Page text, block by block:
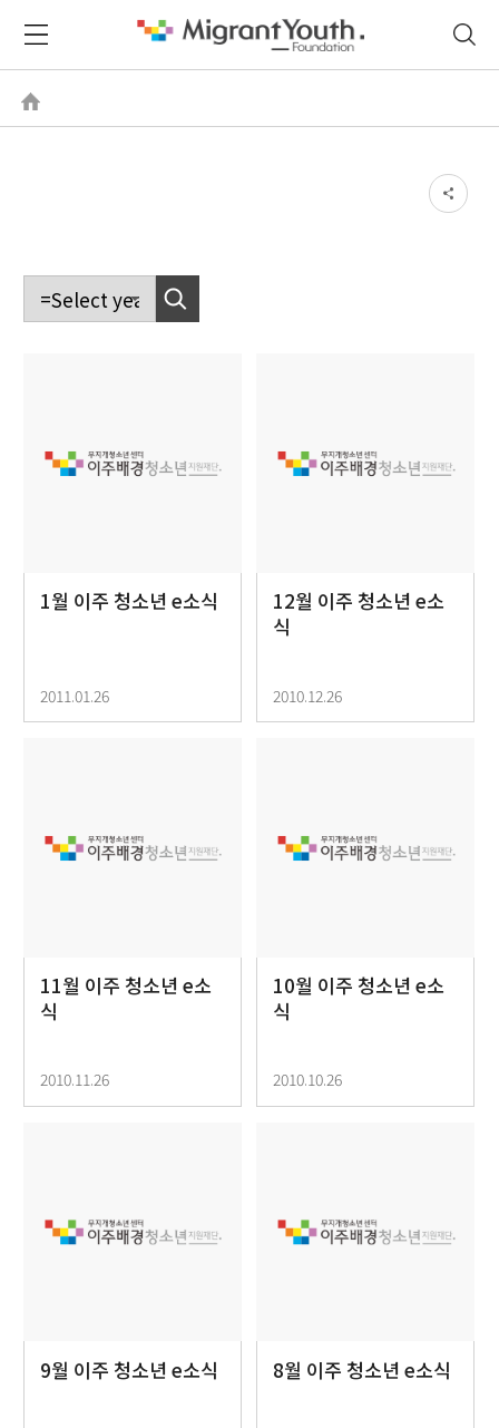
1월 이주 청소년 e소식
2011.01.26
12월 이주 청소년 e소
식
2010.12.26
11월 이주 청소년 e소
식
2010.11.26
10월 이주 청소년 e소
식
2010.10.26
9월 이주 청소년 e소식 8월 이주 청소년 e소식